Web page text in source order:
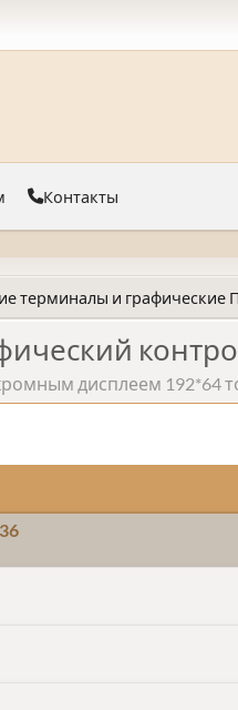
Контакты
терминалы и графические
дисплеем 192*64